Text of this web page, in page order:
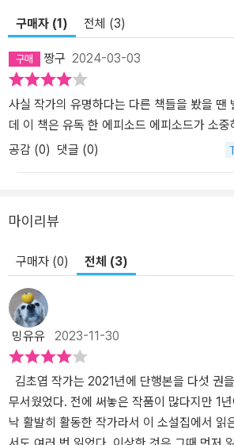
통해 드러난다. 〈최후의 라이오니〉의 ‘나’는
는 ‘모그’다. 〈로라〉의 ‘로라’는 정신과 몸의
세 번째 팔을 이식받고 트랜스휴먼이 되길 선택
‘언니’는 불의의 사고로 인해 다른 이들과는
살아가게 된다. 〈오래된 협약〉의 ‘노아’는 겨
채 일종의 정신병을 앓다 죽게 될 운명이며, 〈인
고 연약해서 ‘인지 공간’에 들어가지 못한다. 〈
초엽이 그리는 세계는 결코 차갑지 않다. 《방
되고 배제된 인물들은 사회의 모순에 맞서며
치지 않은 채로 지금의 세계를 떠나 더 위대
과 이해와 위로가 아닌, 사랑의 힘과 이해의
다. 방금 떠나온 세계를 잊지 않은 채로, 무한
다. 유튜브 ‘겨울서점’의 김겨울 작가는 《방금
에서 “살면서 종종 이 소설집의 어떤 장면들을
다”고 말한다. “그가 이 시대에 글을 쓰고 있다
도. 사랑의 입자들을 타고 낯선 세계를 떠도는 경이롭고 아름다운 우
주 저편의 이야기들 “우주에는 두 종류의 멸망이 있다. 가치 있는 멸
망과 가치 없는 멸망.” _〈최후의 라이오니〉
성 3420ED를 탐사하게 된 ‘나’와 기계들의 리
구매자 (1) 전체 (3)
짱구 2024-03-03
사실 작가의 유명하다는 다른 책들을 봤을 땐
데 이 책은 유독 한 에피소드 에피소드가 소중
공감 (0) 댓글 (0)
마이리뷰
구매자 (0) 전체 (3)
밍유유 2023-11-30
무서웠었다. 전에 써놓은 작품이 많다지만 1년
낙 활발히 활동한 작가라서 이 소설집에서 읽